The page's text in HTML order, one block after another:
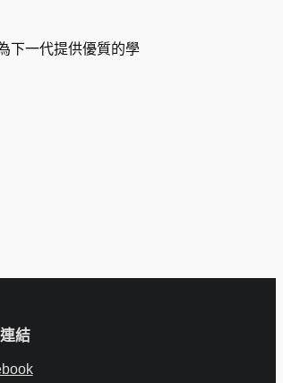
下一代提供優質的學
結